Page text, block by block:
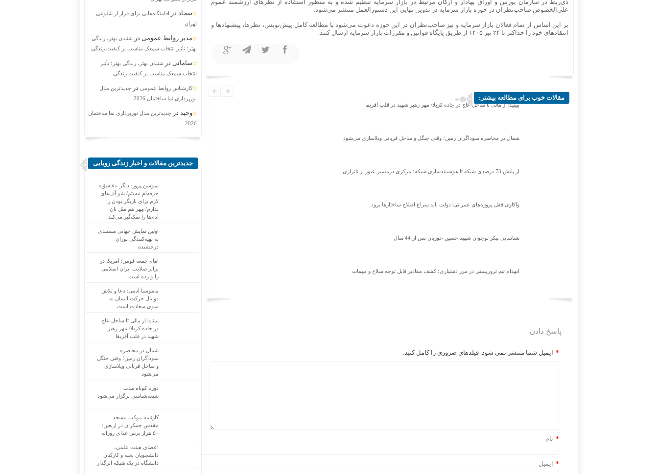
ذی‌ربط در سازمان بورس و اوراق بهادار و ارکان مرتبط در بازار سرمایه تنظیم شده و به منظور استفاده از نظر‌های ارزشمند عموم
علی‌الخصوص صاحب‌نظران در حوزه بازار سرمایه در تدوین نهایی این دستورالعمل منتشر می‌شود.
بر این اساس از تمام فعالان بازار سرمایه و نیز صاحب‌نظران در این حوزه دعوت می‌شود با مطالعه کامل پیش‌نویس، نظرها، پیشنهاد‌ها و
انتقاد‌های خود را حداکثر تا ۲۴ تیر ۱۴۰۵ از طریق پایگاه قوانین و مقررات بازار سرمایه ارسال کنند.
مقالات خوب برای مطالعه بیشتر:
ببینید| از مالی تا ساحل عاج در جاده کربلا/ مهر رهبر شهید در قلب آفریقا
شمال در محاصره سوداگران زمین؛ وقتی جنگل و ساحل قربانی ویلاسازی می‌شود
از پایش 73 درصدی شبکه تا هوشمندسازی شبکه؛ مرکزی درمسیر عبور از ناترازی
واکاوی قفل پروژه‌های عمرانی| دولت باید سراغ اصلاح ساختارها برود
شناسایی پیکر نوجوان شهید حسین حوریان پس از 44 سال
انهدام تیم تروریستی در مرز دشتیاری؛ کشف مقادیر قابل توجه سلاح و مهمات
پاسخ دادن
ایمیل شما منتشر نمی شود. فیلدهای ضروری را کامل کنید. *
نام *
ایمیل *
سجاد در
اقامتگاه‌هایی برای فرار از شلوغی
تهران
مدیر روابط عمومی در شنیدن بهتر، زندگی
بهتر؛ تأثیر انتخاب سمعک مناسب بر کیفیت زندگی
سامانی در شنیدن بهتر، زندگی بهتر؛ تأثیر
انتخاب سمعک مناسب بر کیفیت زندگی
کارشناس روابط عمومی در
جدیدترین مدل
نورپردازی نما ساختمان 2026
وحید در
جدیدترین مدل نورپردازی نما ساختمان
2026
جدیدترین مقالات و اخبار زندگی رویایی
سوسن پرور: دیگر «عاشق»
حرفه‌ام نیستم/ شو آف‌های
لازم برای بازیگر بودن را
ندارم/ مِهر هم مثل نان
آدم‌ها را نمک‌گیر می‌کند
اولین نمایش جهانی مستندی
به تهیه‌کنندگی پوران
درخشنده
امام جمعه فومن: آمریکا در
برابر صلابت ایران اسلامی
زانو زده است
ماموستا آدمی: دعا و تلاش
دو بال حرکت انسان به
سوی سعادت است
ببینید| از مالی تا ساحل عاج
در جاده کربلا/ مهر رهبر
شهید در قلب آفریقا
شمال در محاصره
سوداگران زمین؛ وقتی جنگل
و ساحل قربانی ویلاسازی
می‌شود
دوره کوتاه مدت
شیعه‌شناسی برگزار می‌شود
کارنامه موکب مسجد
مقدس جمکران در اربعین/
۵۰ هزار پرس غذای روزانه
اعضای هیئت علمی،
دانشجویان نخبه و کارکنان
دانشگاه در یک شبکه‌ اثرگذار